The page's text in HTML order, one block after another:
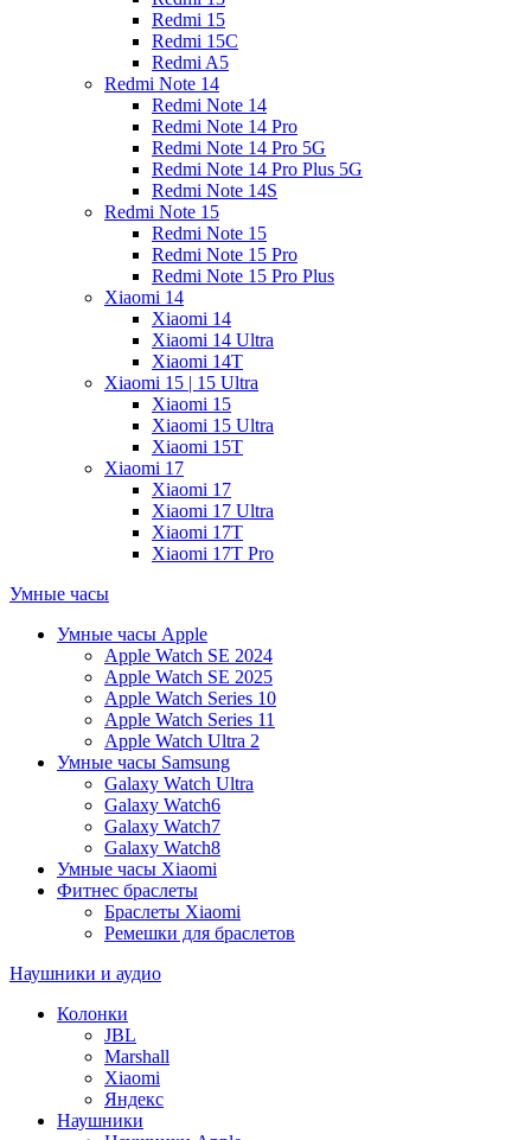
Redmi 15
Redmi 15C
Redmi A5
Redmi Note 14
Redmi Note 14
Redmi Note 14 Pro
Redmi Note 14 Pro 5G
Redmi Note 14 Pro Plus 5G
Redmi Note 14S
Redmi Note 15
Redmi Note 15
Redmi Note 15 Pro
Redmi Note 15 Pro Plus
Xiaomi 14
Xiaomi 14
Xiaomi 14 Ultra
Xiaomi 14T
Xiaomi 15 | 15 Ultra
Xiaomi 15
Xiaomi 15 Ultra
Xiaomi 15T
Xiaomi 17
Xiaomi 17
Xiaomi 17 Ultra
Xiaomi 17T
Xiaomi 17T Pro
Умные часы
Умные часы Apple
Apple Watch SE 2024
Apple Watch SE 2025
Apple Watch Series 10
Apple Watch Series 11
Apple Watch Ultra 2
Умные часы Samsung
Galaxy Watch Ultra
Galaxy Watch6
Galaxy Watch7
Galaxy Watch8
Умные часы Xiaomi
Фитнес браслеты
Браслеты Xiaomi
Ремешки для браслетов
Наушники и аудио
Колонки
JBL
Marshall
Xiaomi
Яндекс
Наушники